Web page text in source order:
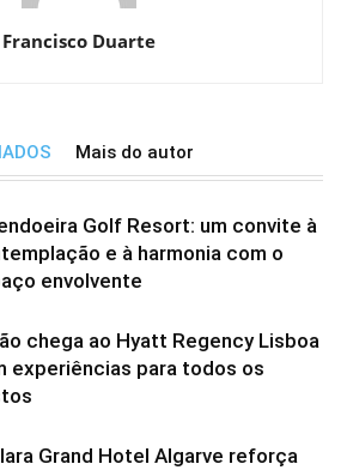
Francisco Duarte
Mais do autor
Golf Resort: um convite à
e à harmonia com o
envolvente
chega ao Hyatt Regency Lisboa
experiências para todos os
Grand Hotel Algarve reforça